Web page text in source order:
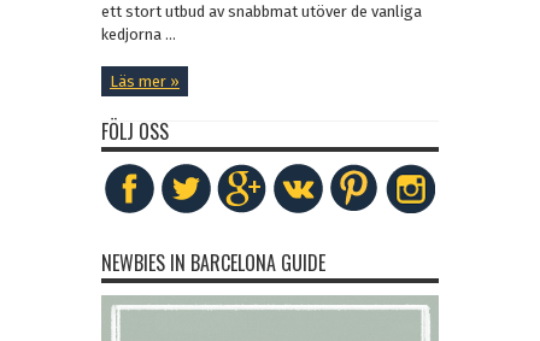
ett stort utbud av snabbmat utöver de vanliga
kedjorna ...
Läs mer »
FÖLJ OSS
NEWBIES IN BARCELONA GUIDE